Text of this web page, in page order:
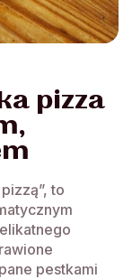
pizza
to
pestkami